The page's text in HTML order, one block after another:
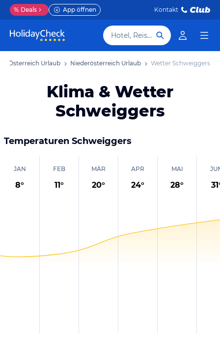
% Deals App öffnen Kontakt
Hotel, Reiseziel
Österreich Urlaub Niederösterreich Urlaub Wetter Schweiggers
Klima & Wetter
Schweiggers
Temperaturen Schweiggers
JAN
8°
FEB
11°
MÄR
20°
APR
24°
MAI
28° 31